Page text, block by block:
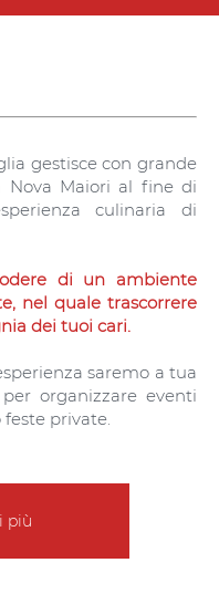
gestisce con grande
Nova Maiori al fine di
culinaria di
di un ambiente
nel quale trascorrere
dei tuoi cari.
saremo a tua
organizzare eventi
private.
più